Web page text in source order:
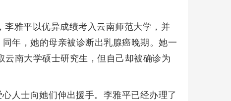
雅平以优异成绩考入云南师范大学，并
年，她的母亲被诊断出乳腺癌晚期。她一
南大学硕士研究生，但自己却被确诊为
人士向她们伸出援手。李雅平已经办理了